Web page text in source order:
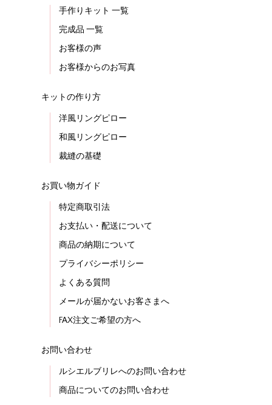
手作りキット 一覧
完成品 一覧
お客様の声
お客様からのお写真
キットの作り方
洋風リングピロー
和風リングピロー
裁縫の基礎
お買い物ガイド
特定商取引法
お支払い・配送について
商品の納期について
プライバシーポリシー
よくある質問
メールが届かないお客さまへ
FAX注文ご希望の方へ
お問い合わせ
ルシエルブリレへのお問い合わせ
商品についてのお問い合わせ